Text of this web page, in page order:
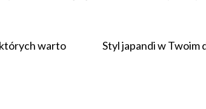
których warto
Styl japandi w Twoim